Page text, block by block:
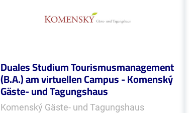
Duales Studium Tourismusmanagement
(B.A.) am virtuellen Campus - Komenský
Gäste- und Tagungshaus
Komenský Gäste- und Tagungshaus